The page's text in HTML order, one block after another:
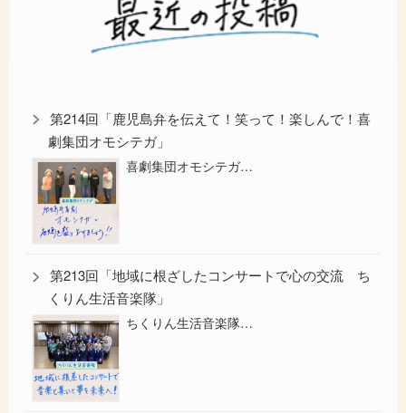
第214回「鹿児島弁を伝えて！笑って！楽しんで！喜
劇集団オモシテガ」
喜劇集団オモシテガ…
第213回「地域に根ざしたコンサートで心の交流 ち
くりん生活音楽隊」
ちくりん生活音楽隊…